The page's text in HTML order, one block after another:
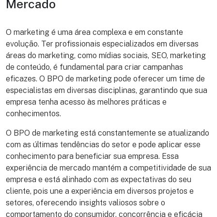
Mercado
O marketing é uma área complexa e em constante
evolução. Ter profissionais especializados em diversas
áreas do marketing, como mídias sociais, SEO, marketing
de conteúdo, é fundamental para criar campanhas
eficazes. O BPO de marketing pode oferecer um time de
especialistas em diversas disciplinas, garantindo que sua
empresa tenha acesso às melhores práticas e
conhecimentos.
O BPO de marketing está constantemente se atualizando
com as últimas tendências do setor e pode aplicar esse
conhecimento para beneficiar sua empresa. Essa
experiência de mercado mantém a competitividade de sua
empresa e está alinhado com as expectativas do seu
cliente, pois une a experiência em diversos projetos e
setores, oferecendo insights valiosos sobre o
comportamento do consumidor, concorrência e eficácia